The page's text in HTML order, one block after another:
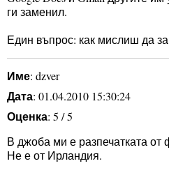
ги заменил.
Един въпрос: как мислиш да
Име: dzver
Дата: 01.04.2010 15:30:24
Оценка: 5 / 5
В джоба ми е разпечатката от
Не е от Ирландия.